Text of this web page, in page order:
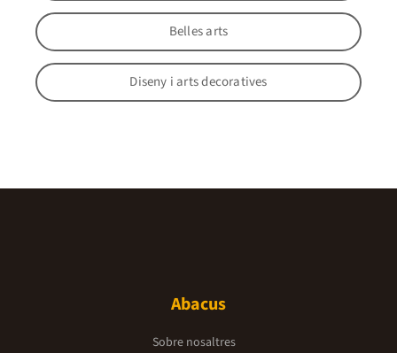
Belles arts
Diseny i arts decoratives
Abacus
Sobre nosaltres